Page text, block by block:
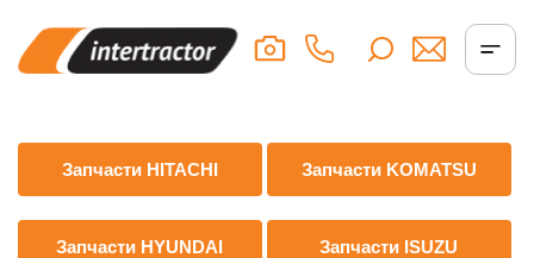
Запчасти HITACHI Запчасти KOMATSU
Запчасти HYUNDAI Запчасти ISUZU